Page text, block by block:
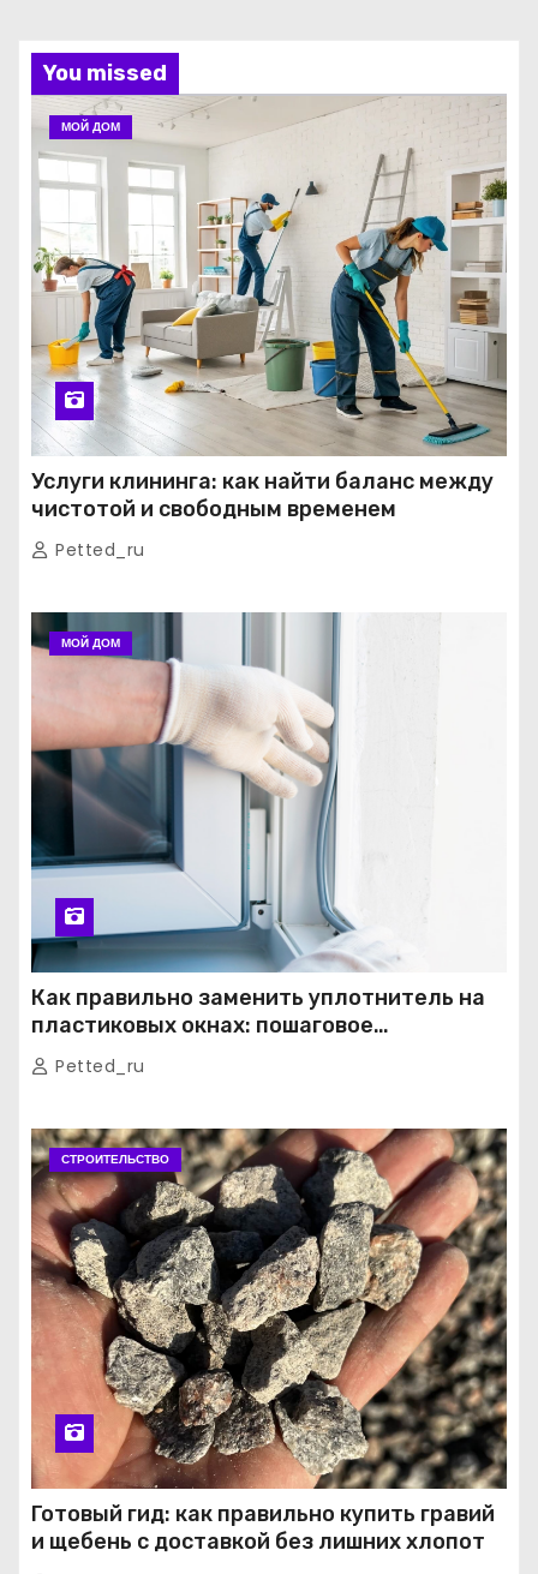
You missed
МОЙ ДОМ
Услуги клининга: как найти баланс между
чистотой и свободным временем
Petted_ru
МОЙ ДОМ
Как правильно заменить уплотнитель на
пластиковых окнах: пошаговое
руководство от экспертов
Petted_ru
СТРОИТЕЛЬСТВО
Готовый гид: как правильно купить гравий
и щебень с доставкой без лишних хлопот